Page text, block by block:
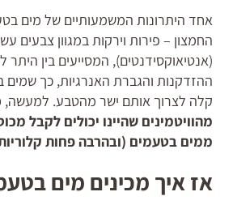
אחד היתרונות המשמעותיים של מים
החמצון – פירות וירקות במגוון צבעים
(אנטיאוקסידנטים), המסייעים בין
ההזדקנות והגברת האנרגיות, כך
קלה לצרוך אותם ישר מהטבע. למעשה,
מהוויטמינים שהיינו יכולים לקבל
ממים בטעמים (ובהרבה פחות
אז איך מכינים מים